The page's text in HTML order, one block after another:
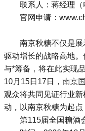
联系人：蒋经理（
官网申请：
南京秋糖不仅是展
驱动增长的战略高地
与*筹备，将在此实现
10月15日17日，南京
观众将共同见证行业
动，以南京秋糖为起点
第115届全国糖酒